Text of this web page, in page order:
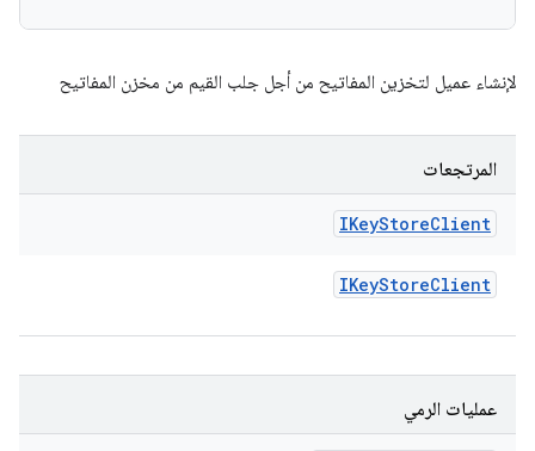
لإنشاء عميل لتخزين المفاتيح من أجل جلب القيم من مخزن المفاتيح
المرتجعات
IKeyStoreClient
IKeyStoreClient
عمليات الرمي